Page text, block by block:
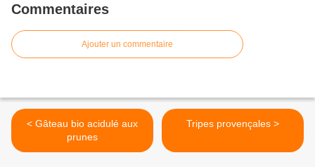
Commentaires
Ajouter un commentaire
< Gâteau bio acidulé aux
prunes
Tripes provençales >